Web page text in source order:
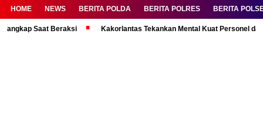
HOME NEWS BERITA POLDA BERITA POLRES BERITA
Saat Beraksi Kakorlantas Tekankan Mental Kuat Personel dalam